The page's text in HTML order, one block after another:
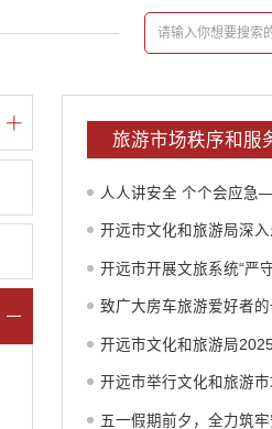
旅游市场秩序和服
人人讲安全 个个会应急
开远市文化和旅游局深
开远市开展文旅系统“严
致广大房车旅游爱好者
开远市文化和旅游局
开远市举行文化和旅游
五一假期前夕，全力筑